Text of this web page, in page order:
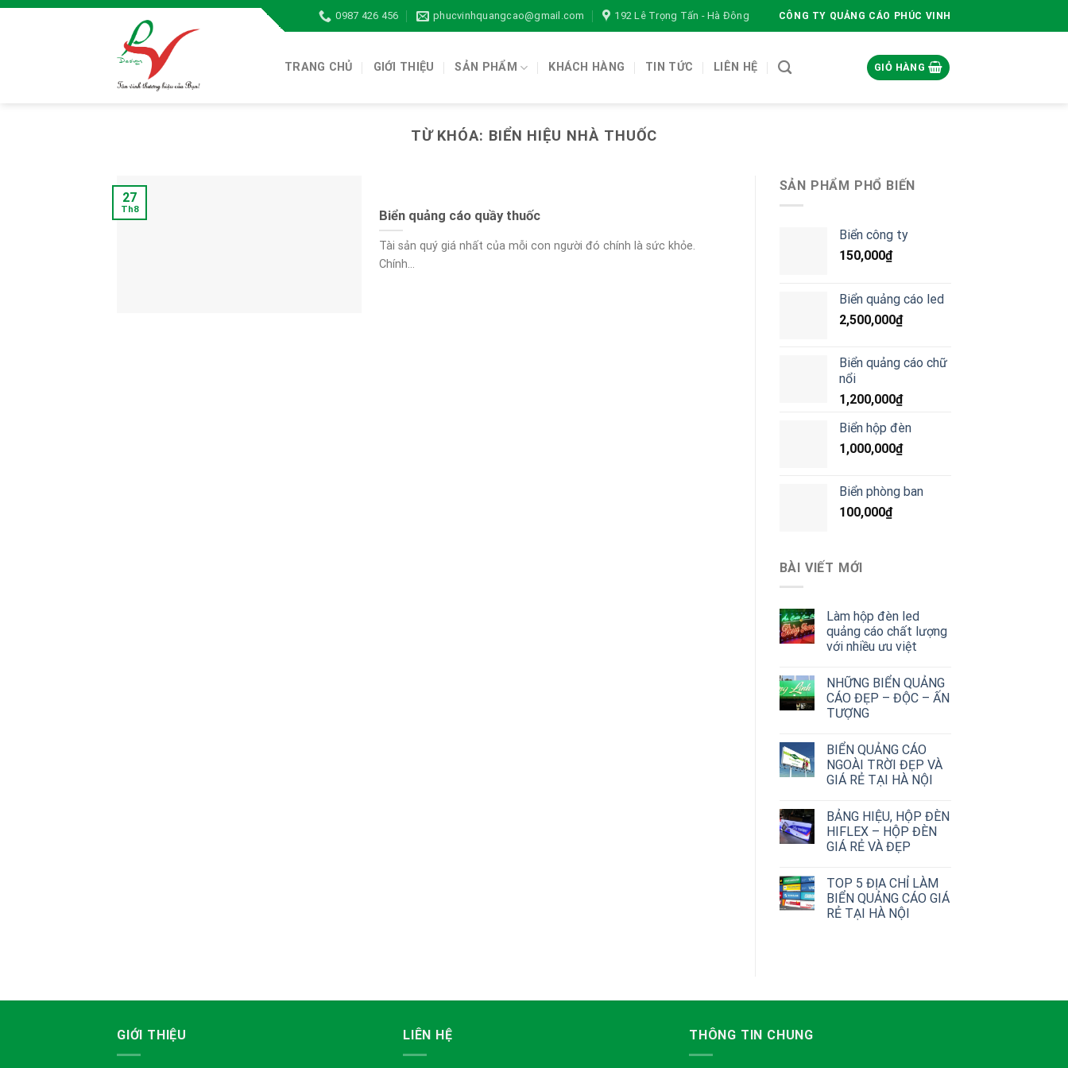
Skip
0987 426 456 phucvinhquangcao@gmail.com 192 Lê Trọng Tấn - Hà Đông CÔNG TY QUẢNG CÁO PHÚC VINH
TRANG CHỦ GIỚI THIỆU SẢN PHẨM KHÁCH HÀNG TIN TỨC LIÊN HỆ GIỎ HÀNG
TỪ KHÓA: BIỂN HIỆU NHÀ THUỐC
Biển quảng cáo quầy thuốc
Tài sản quý giá nhất của mỗi con người đó chính là sức khỏe.
Chính...
27
Th8
SẢN PHẨM PHỔ BIẾN
Biển công ty
150,000₫
Biển quảng cáo led
2,500,000₫
Biển quảng cáo chữ
nổi
1,200,000₫
Biển hộp đèn
1,000,000₫
Biển phòng ban
100,000₫
BÀI VIẾT MỚI
Làm hộp đèn led
quảng cáo chất lượng
với nhiều ưu việt
NHỮNG BIỂN QUẢNG
CÁO ĐẸP – ĐỘC – ẤN
TƯỢNG
BIỂN QUẢNG CÁO
NGOÀI TRỜI ĐẸP VÀ
GIÁ RẺ TẠI HÀ NỘI
BẢNG HIỆU, HỘP ĐÈN
HIFLEX – HỘP ĐÈN
GIÁ RẺ VÀ ĐẸP
TOP 5 ĐỊA CHỈ LÀM
BIỂN QUẢNG CÁO GIÁ
RẺ TẠI HÀ NỘI
GIỚI THIỆU LIÊN HỆ THÔNG TIN CHUNG